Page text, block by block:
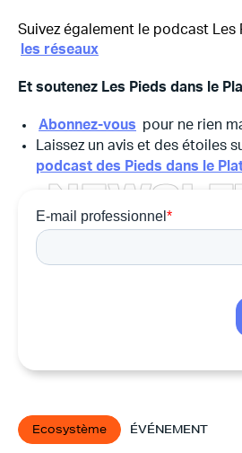
Suivez également le podcast Les
les réseaux
Et soutenez Les Pieds dans le
Abonnez-vous pour ne rien
Laissez un avis et des étoiles
podcast des Pieds dans le
NEWSL E
Ecosystème ÉVÉNEMENT